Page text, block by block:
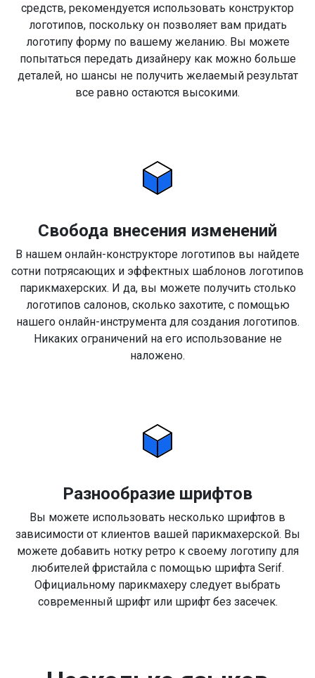
средств, рекомендуется использовать конструктор
логотипов, поскольку он позволяет вам придать
логотипу форму по вашему желанию. Вы можете
попытаться передать дизайнеру как можно больше
деталей, но шансы не получить желаемый результат
все равно остаются высокими.
Свобода внесения изменений
В нашем онлайн-конструкторе логотипов вы найдете
сотни потрясающих и эффектных шаблонов логотипов
парикмахерских. И да, вы можете получить столько
логотипов салонов, сколько захотите, с помощью
нашего онлайн-инструмента для создания логотипов.
Никаких ограничений на его использование не
наложено.
Разнообразие шрифтов
Вы можете использовать несколько шрифтов в
зависимости от клиентов вашей парикмахерской. Вы
можете добавить нотку ретро к своему логотипу для
любителей фристайла с помощью шрифта Serif.
Официальному парикмахеру следует выбрать
современный шрифт или шрифт без засечек.